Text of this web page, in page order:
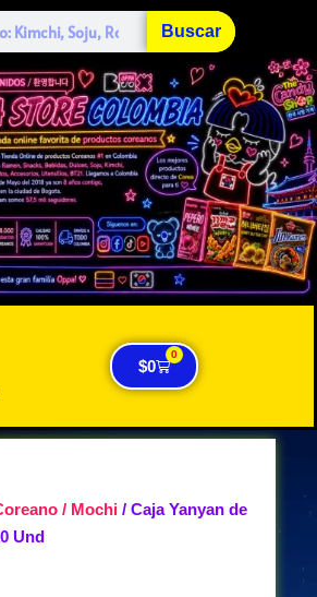
Buscar
$0
0
/ Mochi / Caja Yanyan de
Und